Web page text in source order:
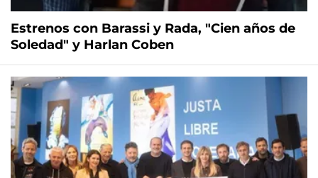
Estrenos con Barassi y Rada, "Cien años de
Soledad" y Harlan Coben